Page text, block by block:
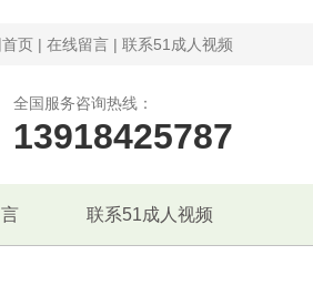
页 | 在线留言 | 联系51成人视频
全国服务咨询热线：
13918425787
联系51成人视频